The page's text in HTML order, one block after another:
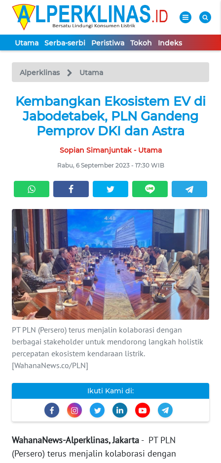
Utama Serba-serbi Peristiwa Tokoh Indeks
Alperklinas Utama
Kembangkan Ekosistem EV di
Jabodetabek, PLN Gandeng
Pemprov DKI dan Astra
Sopian Simanjuntak - Utama
Rabu, 6 September 2023 - 17:30 WIB
PT PLN (Persero) terus menjalin kolaborasi dengan
berbagai stakeholder untuk mendorong langkah holistik
percepatan ekosistem kendaraan listrik.
[WahanaNews.co/PLN]
Ikuti Kami di:
WahanaNews-Alperklinas, Jakarta - PT PLN
(Persero) terus menjalin kolaborasi dengan
TV
Tutup
UTAMA
SERBA-
TOKOH
Informasi
INDEKS
BERITA
KONTAK
KAMI
INFO
IKLAN
TENTANG
KAMI
MEDIA
REDAKSI
KARIR